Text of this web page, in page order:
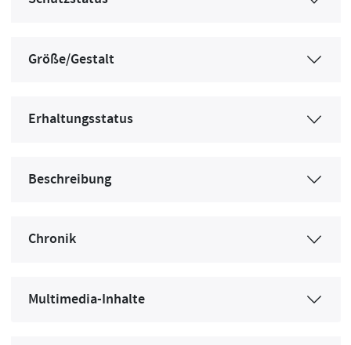
Größe/Gestalt
Erhaltungsstatus
Beschreibung
Chronik
Multimedia-Inhalte